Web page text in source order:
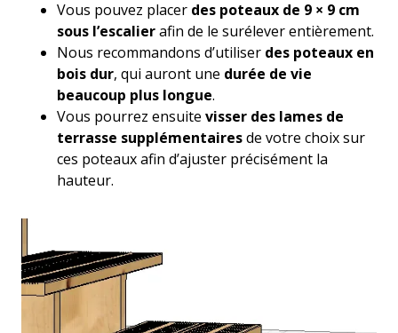
Vous pouvez placer des poteaux de 9 × 9 cm
sous l’escalierafin de le surélever entièrement.
Nous recommandons d’utiliser des poteaux en
bois dur, qui auront une durée de vie
beaucoup plus longue.
Vous pourrez ensuite visser des lames de
terrasse supplémentairesde votre choix sur
ces poteaux afin d’ajuster précisément la
hauteur.